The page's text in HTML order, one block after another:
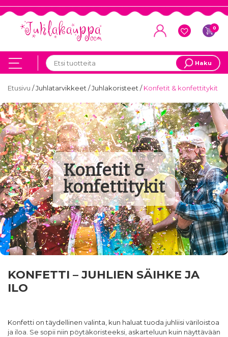
0
Haku
Etusivu /Juhlatarvikkeet/Juhlakoristeet/Konfetit & konfettitykit
Konfetit &
konfettitykit
KONFETTI – JUHLIEN SÄIHKE JA
ILO
Konfetti on täydellinen valinta, kun haluat tuoda juhliisi väriloistoa
ja iloa. Se sopii niin pöytäkoristeeksi, askarteluun kuin näyttävään